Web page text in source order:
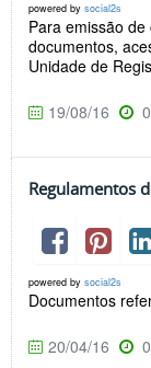
powered by social2s
Para emissão
documentos,
Unidade de
19/08/16
Regulamentos
powered by social2s
Documentos
20/04/16